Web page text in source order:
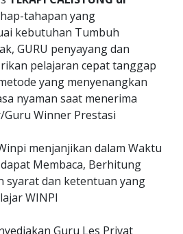
tahapan yang
kebutuhan Tumbuh
GURU penyayang dan
pelajaran cepat tanggap
yang menyenangkan
nyaman saat menerima
Winner Prestasi
menjanjikan dalam Waktu
Membaca, Berhitung
syarat dan ketentuan yang
WINPI
Guru Les Privat